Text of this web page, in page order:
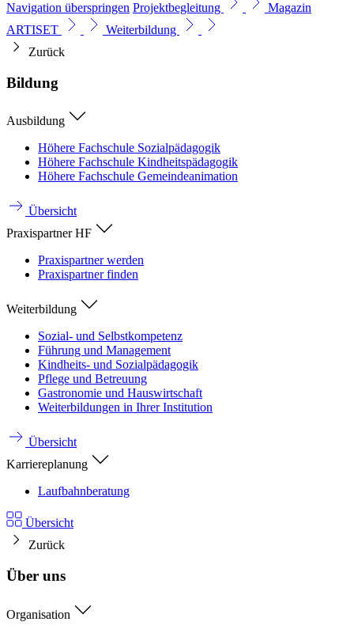
Navigation überspringen Projektbegleitung
Magazin
ARTISET
Weiterbildung
Zurück
Bildung
Ausbildung
Höhere Fachschule Sozialpädagogik
Höhere Fachschule Kindheitspädagogik
Höhere Fachschule Gemeindeanimation
Übersicht
Praxispartner HF
Praxispartner werden
Praxispartner finden
Weiterbildung
Sozial- und Selbstkompetenz
Führung und Management
Kindheits- und Sozialpädagogik
Pflege und Betreuung
Gastronomie und Hauswirtschaft
Weiterbildungen in Ihrer Institution
Übersicht
Karriereplanung
Laufbahnberatung
Übersicht
Zurück
Über uns
Organisation